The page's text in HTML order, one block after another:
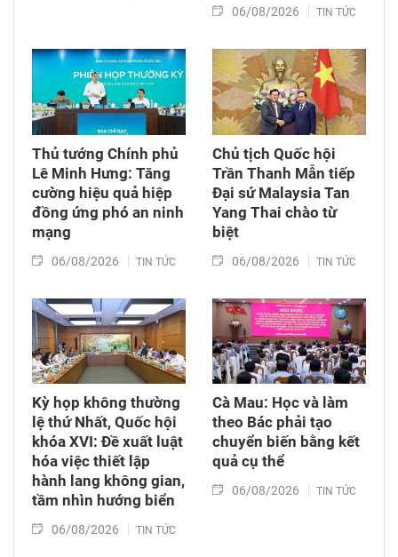
06/08/2026 TIN TỨC
Thủ tướng Chính phủ
Lê Minh Hưng: Tăng
cường hiệu quả hiệp
đồng ứng phó an ninh
mạng
06/08/2026 TIN TỨC
Chủ tịch Quốc hội
Trần Thanh Mẫn tiếp
Đại sứ Malaysia Tan
Yang Thai chào từ
biệt
06/08/2026 TIN TỨC
Kỳ họp không thường
lệ thứ Nhất, Quốc hội
khóa XVI: Đề xuất luật
hóa việc thiết lập
hành lang không gian,
tầm nhìn hướng biển
06/08/2026 TIN TỨC
Cà Mau: Học và làm
theo Bác phải tạo
chuyển biến bằng kết
quả cụ thể
06/08/2026 TIN TỨC